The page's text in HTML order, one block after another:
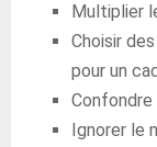
Multiplier
Choisir
pour un
Ignorer le